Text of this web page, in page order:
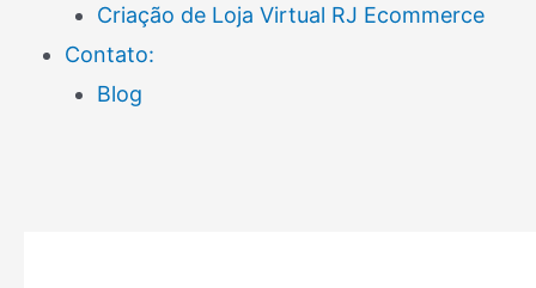
Criação de Loja Virtual RJ Ecommerce
Contato:
Blog